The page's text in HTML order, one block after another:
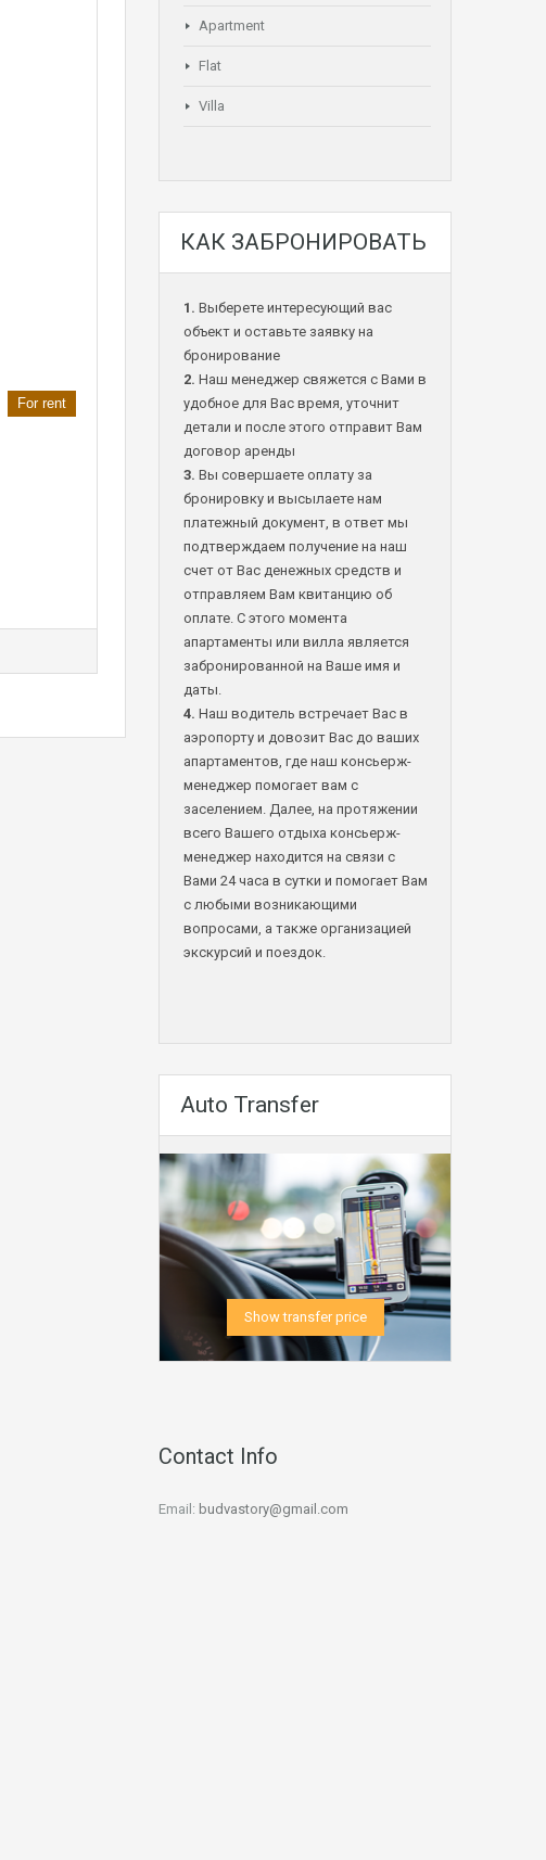
For rent
Apartment
Flat
Villa
КАК ЗАБРОНИРОВАТЬ
1. Выберете интересующий вас
объект и оставьте заявку на
бронирование
2. Наш менеджер свяжется с Вами в
удобное для Вас время, уточнит
детали и после этого отправит Вам
договор аренды
3. Вы совершаете оплату за
бронировку и высылаете нам
платежный документ, в ответ мы
подтверждаем получение на наш
счет от Вас денежных средств и
отправляем Вам квитанцию об
оплате. С этого момента
апартаменты или вилла является
забронированной на Ваше имя и
даты.
4. Наш водитель встречает Вас в
аэропорту и довозит Вас до ваших
апартаментов, где наш консьерж-
менеджер помогает вам с
заселением. Далее, на протяжении
всего Вашего отдыха консьерж-
менеджер находится на связи с
Вами 24 часа в сутки и помогает Вам
с любыми возникающими
вопросами, а также организацией
экскурсий и поездок.
Auto Transfer
Show transfer price
Contact Info
Email: budvastory@gmail.com